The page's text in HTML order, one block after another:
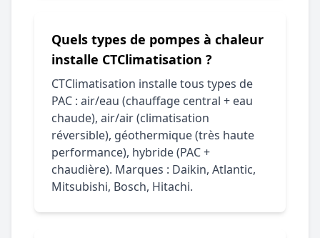
Quels types de pompes à chaleur
installe CTClimatisation ?
CTClimatisation installe tous types de
PAC : air/eau (chauffage central + eau
chaude), air/air (climatisation
réversible), géothermique (très haute
performance), hybride (PAC +
chaudière). Marques : Daikin, Atlantic,
Mitsubishi, Bosch, Hitachi.